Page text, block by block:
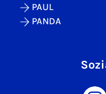
PAUL
PANDA